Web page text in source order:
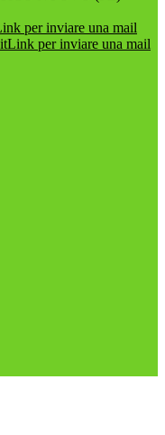
per inviare una mail
Link per inviare una mail